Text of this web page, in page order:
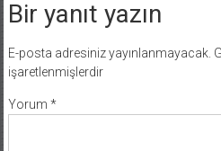
Bir yanıt yazın
E-posta adresiniz yayınlanmayacak.
işaretlenmişlerdir
Yorum *